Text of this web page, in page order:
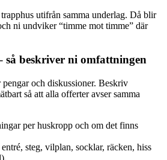
utifrån samma underlag. Då blir
ni undviker “timme mot timme” där
beskriver ni omfattningen
och diskussioner. Beskriv
så att alla offerter avser samma
per huskropp och om det finns
steg, vilplan, socklar, räcken, hiss